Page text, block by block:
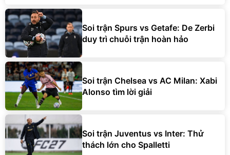
Soi trận Spurs vs Getafe: De Zerbi
duy trì chuỗi trận hoàn hảo
Soi trận Chelsea vs AC Milan: Xabi
Alonso tìm lời giải
Soi trận Juventus vs Inter: Thử
thách lớn cho Spalletti